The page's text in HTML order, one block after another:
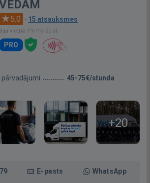
5.0 · 15 atsauksmes
Bija vietnē: Pirms 20 st.
PRO
pārvadājumi 45-75€/stunda
+20
E-pasts WhatsApp